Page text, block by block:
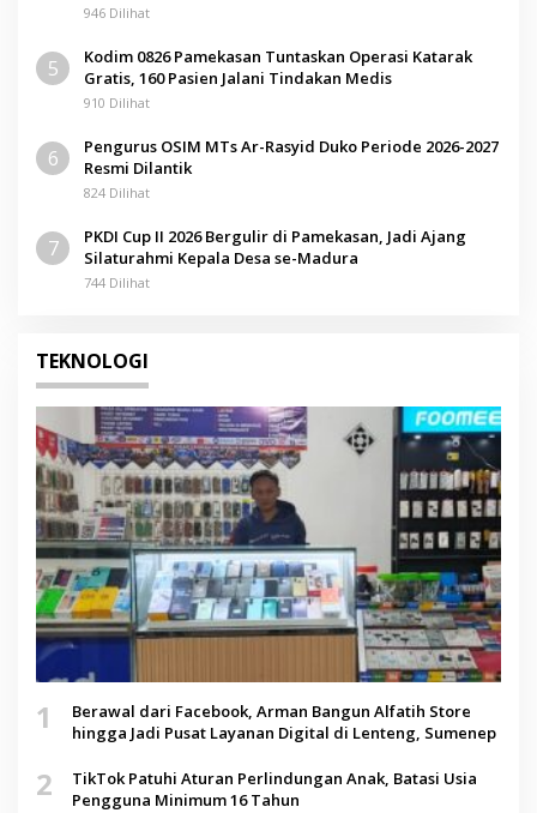
946 Dilihat
5
Kodim 0826 Pamekasan Tuntaskan Operasi Katarak
Gratis, 160 Pasien Jalani Tindakan Medis
910 Dilihat
6
Pengurus OSIM MTs Ar-Rasyid Duko Periode 2026-2027
Resmi Dilantik
824 Dilihat
7
PKDI Cup II 2026 Bergulir di Pamekasan, Jadi Ajang
Silaturahmi Kepala Desa se-Madura
744 Dilihat
TEKNOLOGI
1
Berawal dari Facebook, Arman Bangun Alfatih Store
hingga Jadi Pusat Layanan Digital di Lenteng, Sumenep
2
TikTok Patuhi Aturan Perlindungan Anak, Batasi Usia
Pengguna Minimum 16 Tahun